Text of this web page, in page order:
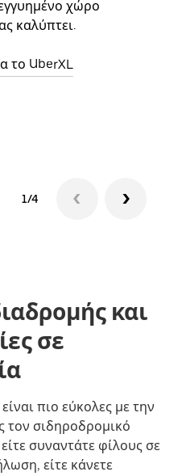
χώρο
καλύπτει.
το UberXL
1/4
και
σε
πιο εύκολες με την
τον σιδηροδρομικό
συναντάτε φίλους σε
είτε κάνετε